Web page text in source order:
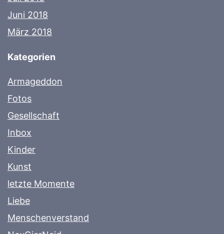
Juni 2018
März 2018
Kategorien
Armageddon
Fotos
Gesellschaft
Inbox
Kinder
Kunst
letzte Momente
Liebe
Menschenverstand